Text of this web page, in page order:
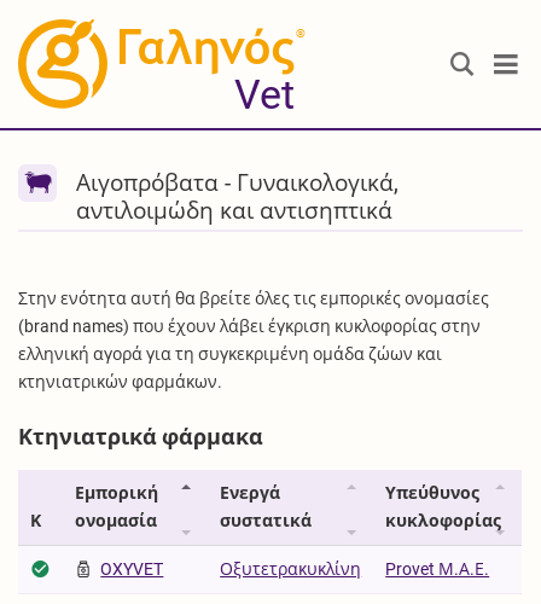
®
Vet
Αιγοπρόβατα - Γυναικολογικά,
αντιλοιμώδη και αντισηπτικά
Στην ενότητα αυτή θα βρείτε όλες τις εμπορικές ονομασίες
(brand names) που έχουν λάβει έγκριση κυκλοφορίας στην
ελληνική αγορά για τη συγκεκριμένη ομάδα ζώων και
κτηνιατρικών φαρμάκων.
Κτηνιατρικά φάρμακα
Κ
Εμπορική
ονομασία
Ενεργά
συστατικά
Υπεύθυνος
κυκλοφορίας
OXYVET Οξυτετρακυκλίνη Provet Μ.Α.Ε.